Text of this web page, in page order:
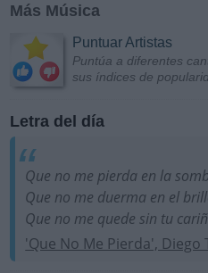
Más Música
Puntuar Artistas
Puntúa a diferentes
sus índices de
Letra del día
Que no me pierda en la
Que no me duerma en el
Que no me quede sin tu
'Que No Me Pierda', Diego